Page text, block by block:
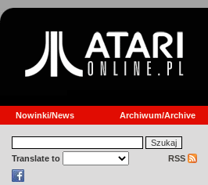
Nowinki/News Archiwum/Archive
Translate to RSS